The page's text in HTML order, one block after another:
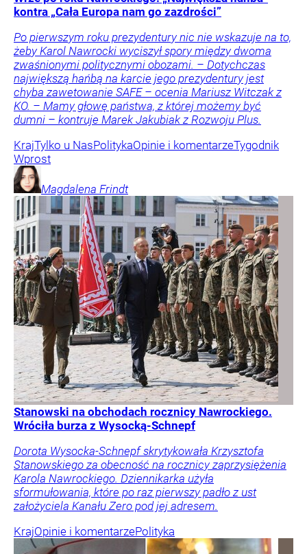
kontra „Cała Europa nam go zazdrości”
Po pierwszym roku prezydentury nic nie wskazuje na to,
żeby Karol Nawrocki wyciszył spory między dwoma
zwaśnionymi politycznymi obozami. – Dotychczas
największą hańbą na karcie jego prezydentury jest
chyba zawetowanie SAFE – ocenia Mariusz Witczak z
KO. – Mamy głowę państwa, z której możemy być
dumni – kontruje Marek Jakubiak z Rozwoju Plus.
KrajTylko u NasPolitykaOpinie i komentarzeTygodnik
Wprost
Magdalena Frindt
Stanowski na obchodach rocznicy Nawrockiego.
Wróciła burza z Wysocką-Schnepf
Dorota Wysocka-Schnepf skrytykowała Krzysztofa
Stanowskiego za obecność na rocznicy zaprzysiężenia
Karola Nawrockiego. Dziennikarka użyła
sformułowania, które po raz pierwszy padło z ust
założyciela Kanału Zero pod jej adresem.
KrajOpinie i komentarzePolityka